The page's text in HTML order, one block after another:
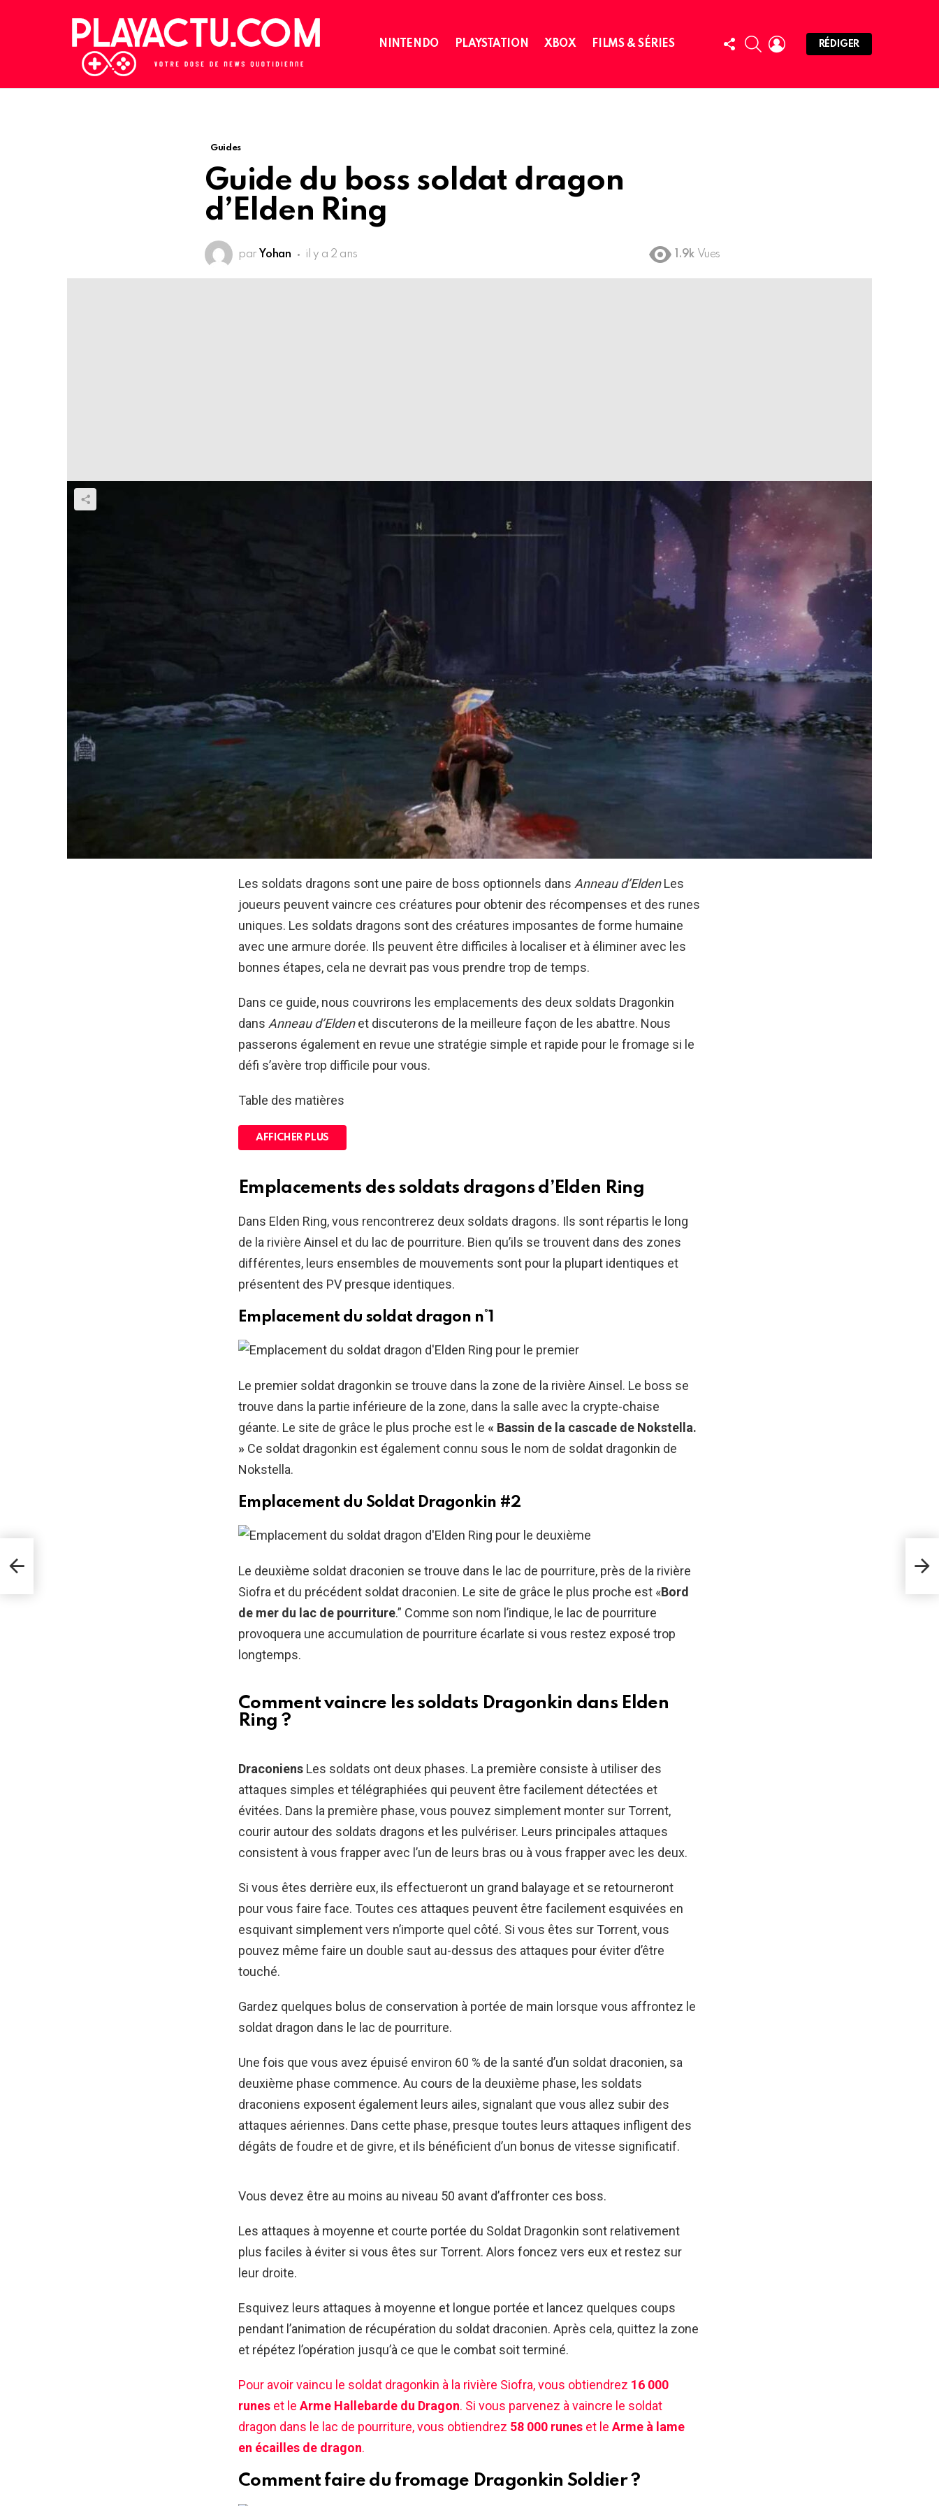
NINTENDO PLAYSTATION XBOX FILMS & SÉRIES
FOLLOW
US
SEARCHLOGIN
RÉDIGER
Guides
Guide du boss soldat dragon
d’Elden Ring
par Yohan il y a 2 ans 1.9k Vues
Les soldats dragons sont une paire de boss optionnels dans Anneau d’EldenLes
joueurs peuvent vaincre ces créatures pour obtenir des récompenses et des runes
uniques. Les soldats dragons sont des créatures imposantes de forme humaine
avec une armure dorée. Ils peuvent être difficiles à localiser et à éliminer avec les
bonnes étapes, cela ne devrait pas vous prendre trop de temps.
Dans ce guide, nous couvrirons les emplacements des deux soldats Dragonkin
dans Anneau d’Eldenet discuterons de la meilleure façon de les abattre. Nous
passerons également en revue une stratégie simple et rapide pour le fromage si le
défi s’avère trop difficile pour vous.
Table des matières
AFFICHER PLUS
Emplacements des soldats dragons d’Elden Ring
Dans Elden Ring, vous rencontrerez deux soldats dragons. Ils sont répartis le long
de la rivière Ainsel et du lac de pourriture. Bien qu’ils se trouvent dans des zones
différentes, leurs ensembles de mouvements sont pour la plupart identiques et
présentent des PV presque identiques.
Emplacement du soldat dragon n°1
Le premier soldat dragonkin se trouve dans la zone de la rivière Ainsel. Le boss se
trouve dans la partie inférieure de la zone, dans la salle avec la crypte-chaise
géante. Le site de grâce le plus proche est le « Bassin de la cascade de Nokstella.
» Ce soldat dragonkin est également connu sous le nom de soldat dragonkin de
Nokstella.
Emplacement du Soldat Dragonkin #2
Le deuxième soldat draconien se trouve dans le lac de pourriture, près de la rivière
Siofra et du précédent soldat draconien. Le site de grâce le plus proche est «Bord
de mer du lac de pourriture.” Comme son nom l’indique, le lac de pourriture
provoquera une accumulation de pourriture écarlate si vous restez exposé trop
longtemps.
Comment vaincre les soldats Dragonkin dans Elden
Ring ?
Draconiens Les soldats ont deux phases. La première consiste à utiliser des
attaques simples et télégraphiées qui peuvent être facilement détectées et
évitées. Dans la première phase, vous pouvez simplement monter sur Torrent,
courir autour des soldats dragons et les pulvériser. Leurs principales attaques
consistent à vous frapper avec l’un de leurs bras ou à vous frapper avec les deux.
Si vous êtes derrière eux, ils effectueront un grand balayage et se retourneront
pour vous faire face. Toutes ces attaques peuvent être facilement esquivées en
esquivant simplement vers n’importe quel côté. Si vous êtes sur Torrent, vous
pouvez même faire un double saut au-dessus des attaques pour éviter d’être
touché.
Gardez quelques bolus de conservation à portée de main lorsque vous affrontez le
soldat dragon dans le lac de pourriture.
Une fois que vous avez épuisé environ 60 % de la santé d’un soldat draconien, sa
deuxième phase commence. Au cours de la deuxième phase, les soldats
draconiens exposent également leurs ailes, signalant que vous allez subir des
attaques aériennes. Dans cette phase, presque toutes leurs attaques infligent des
dégâts de foudre et de givre, et ils bénéficient d’un bonus de vitesse significatif.
Vous devez être au moins au niveau 50 avant d’affronter ces boss.
Les attaques à moyenne et courte portée du Soldat Dragonkin sont relativement
plus faciles à éviter si vous êtes sur Torrent. Alors foncez vers eux et restez sur
leur droite.
Esquivez leurs attaques à moyenne et longue portée et lancez quelques coups
pendant l’animation de récupération du soldat draconien. Après cela, quittez la zone
et répétez l’opération jusqu’à ce que le combat soit terminé.
Pour avoir vaincu le soldat dragonkin à la rivière Siofra, vous obtiendrez 16 000
runes et le Arme Hallebarde du Dragon. Si vous parvenez à vaincre le soldat
dragon dans le lac de pourriture, vous obtiendrez 58 000 runes et le Arme à lame
en écailles de dragon.
Comment faire du fromage Dragonkin Soldier ?